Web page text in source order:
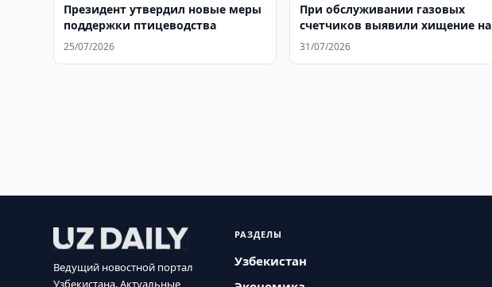
Президент утвердил новые меры
поддержки птицеводства
25/07/2026
При обслуживании газовых
счетчиков выявили хищение на
19 млрд. сумов
31/07/2026
Ведущий новостной портал
Узбекистана. Актуальные
РАЗДЕЛЫ
Узбекистан